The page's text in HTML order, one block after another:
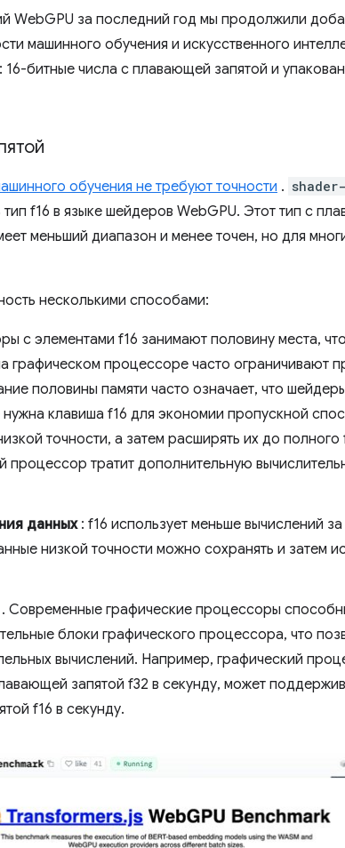
WebGPU за последний год мы продолжили
машинного обучения и искусственного
битные числа с плавающей запятой и
обучения не требуют точности .
f16 в языке шейдеров WebGPU. Этот тип с
меньший диапазон и менее точен, но для
несколькими способами:
с элементами f16 занимают половину места,
графическом процессоре часто ограничивают
половины памяти часто означает, что
нужна клавиша f16 для экономии пропускной
точности, а затем расширять их до
процессор тратит дополнительную
данных: f16 использует меньше вычислений
низкой точности можно сохранять и затем
. Современные графические процессоры
блоки графического процессора, что
вычислений. Например, графический
запятой f32 в секунду, может
f16 в секунду.